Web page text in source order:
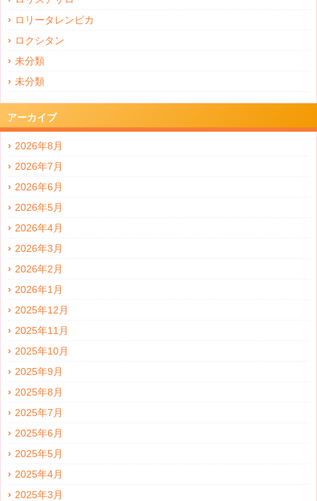
ロリータレンピカ
ロクシタン
未分類
未分類
アーカイブ
2026年8月
2026年7月
2026年6月
2026年5月
2026年4月
2026年3月
2026年2月
2026年1月
2025年12月
2025年11月
2025年10月
2025年9月
2025年8月
2025年7月
2025年6月
2025年5月
2025年4月
2025年3月